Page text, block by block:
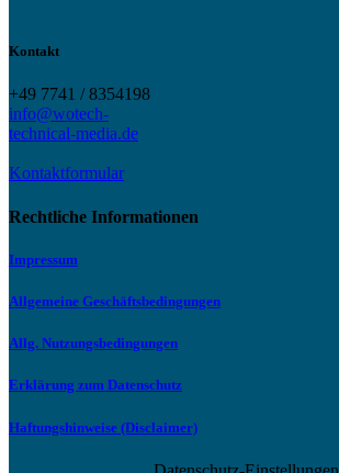
Kontakt
+49 7741 / 8354198
info@wotech-
technical-media.de
Kontaktformular
Rechtliche Informationen
Impressum
Allgemeine Geschäftsbedingungen
Allg. Nutzungsbedingungen
Erklärung zum Datenschutz
Haftungshinweise (Disclaimer)